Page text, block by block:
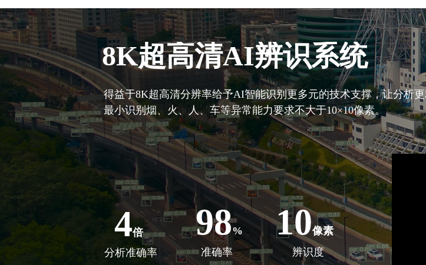
得益于8K超高清分辨率给予AI智能识别更多元的技术支撑，让分析
最小识别烟、火、人、车等异常能力要求不大于10×10像素。
8K超高清AI辨识系统
4倍
分析准确率
98%
准确率
辨识度
10像素